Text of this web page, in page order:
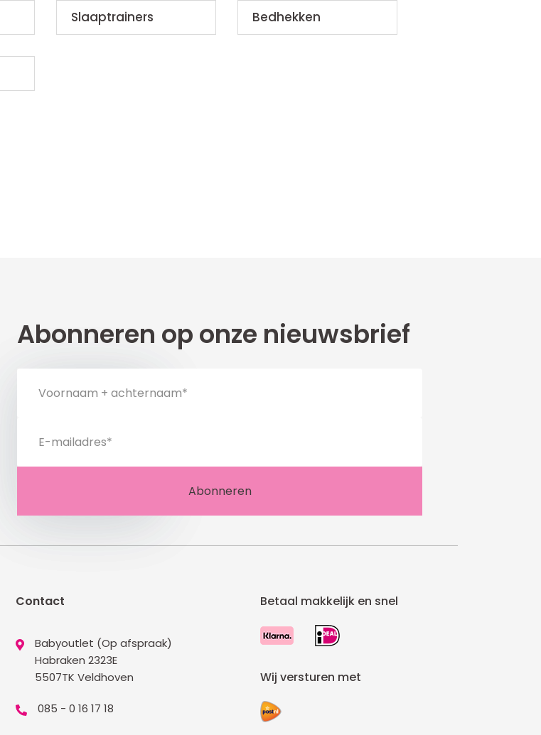
Slaaptrainers Bedhekken
Abonneren op onze nieuwsbrief
Contact
Babyoutlet (Op afspraak)
Habraken 2323E
5507TK Veldhoven
085 - 0 16 17 18
Betaal makkelijk en snel
Wij versturen met